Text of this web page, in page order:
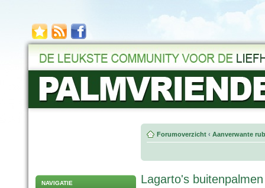
NAVIGATIE
Forumoverzicht ‹ Aanverwante
Lagarto's